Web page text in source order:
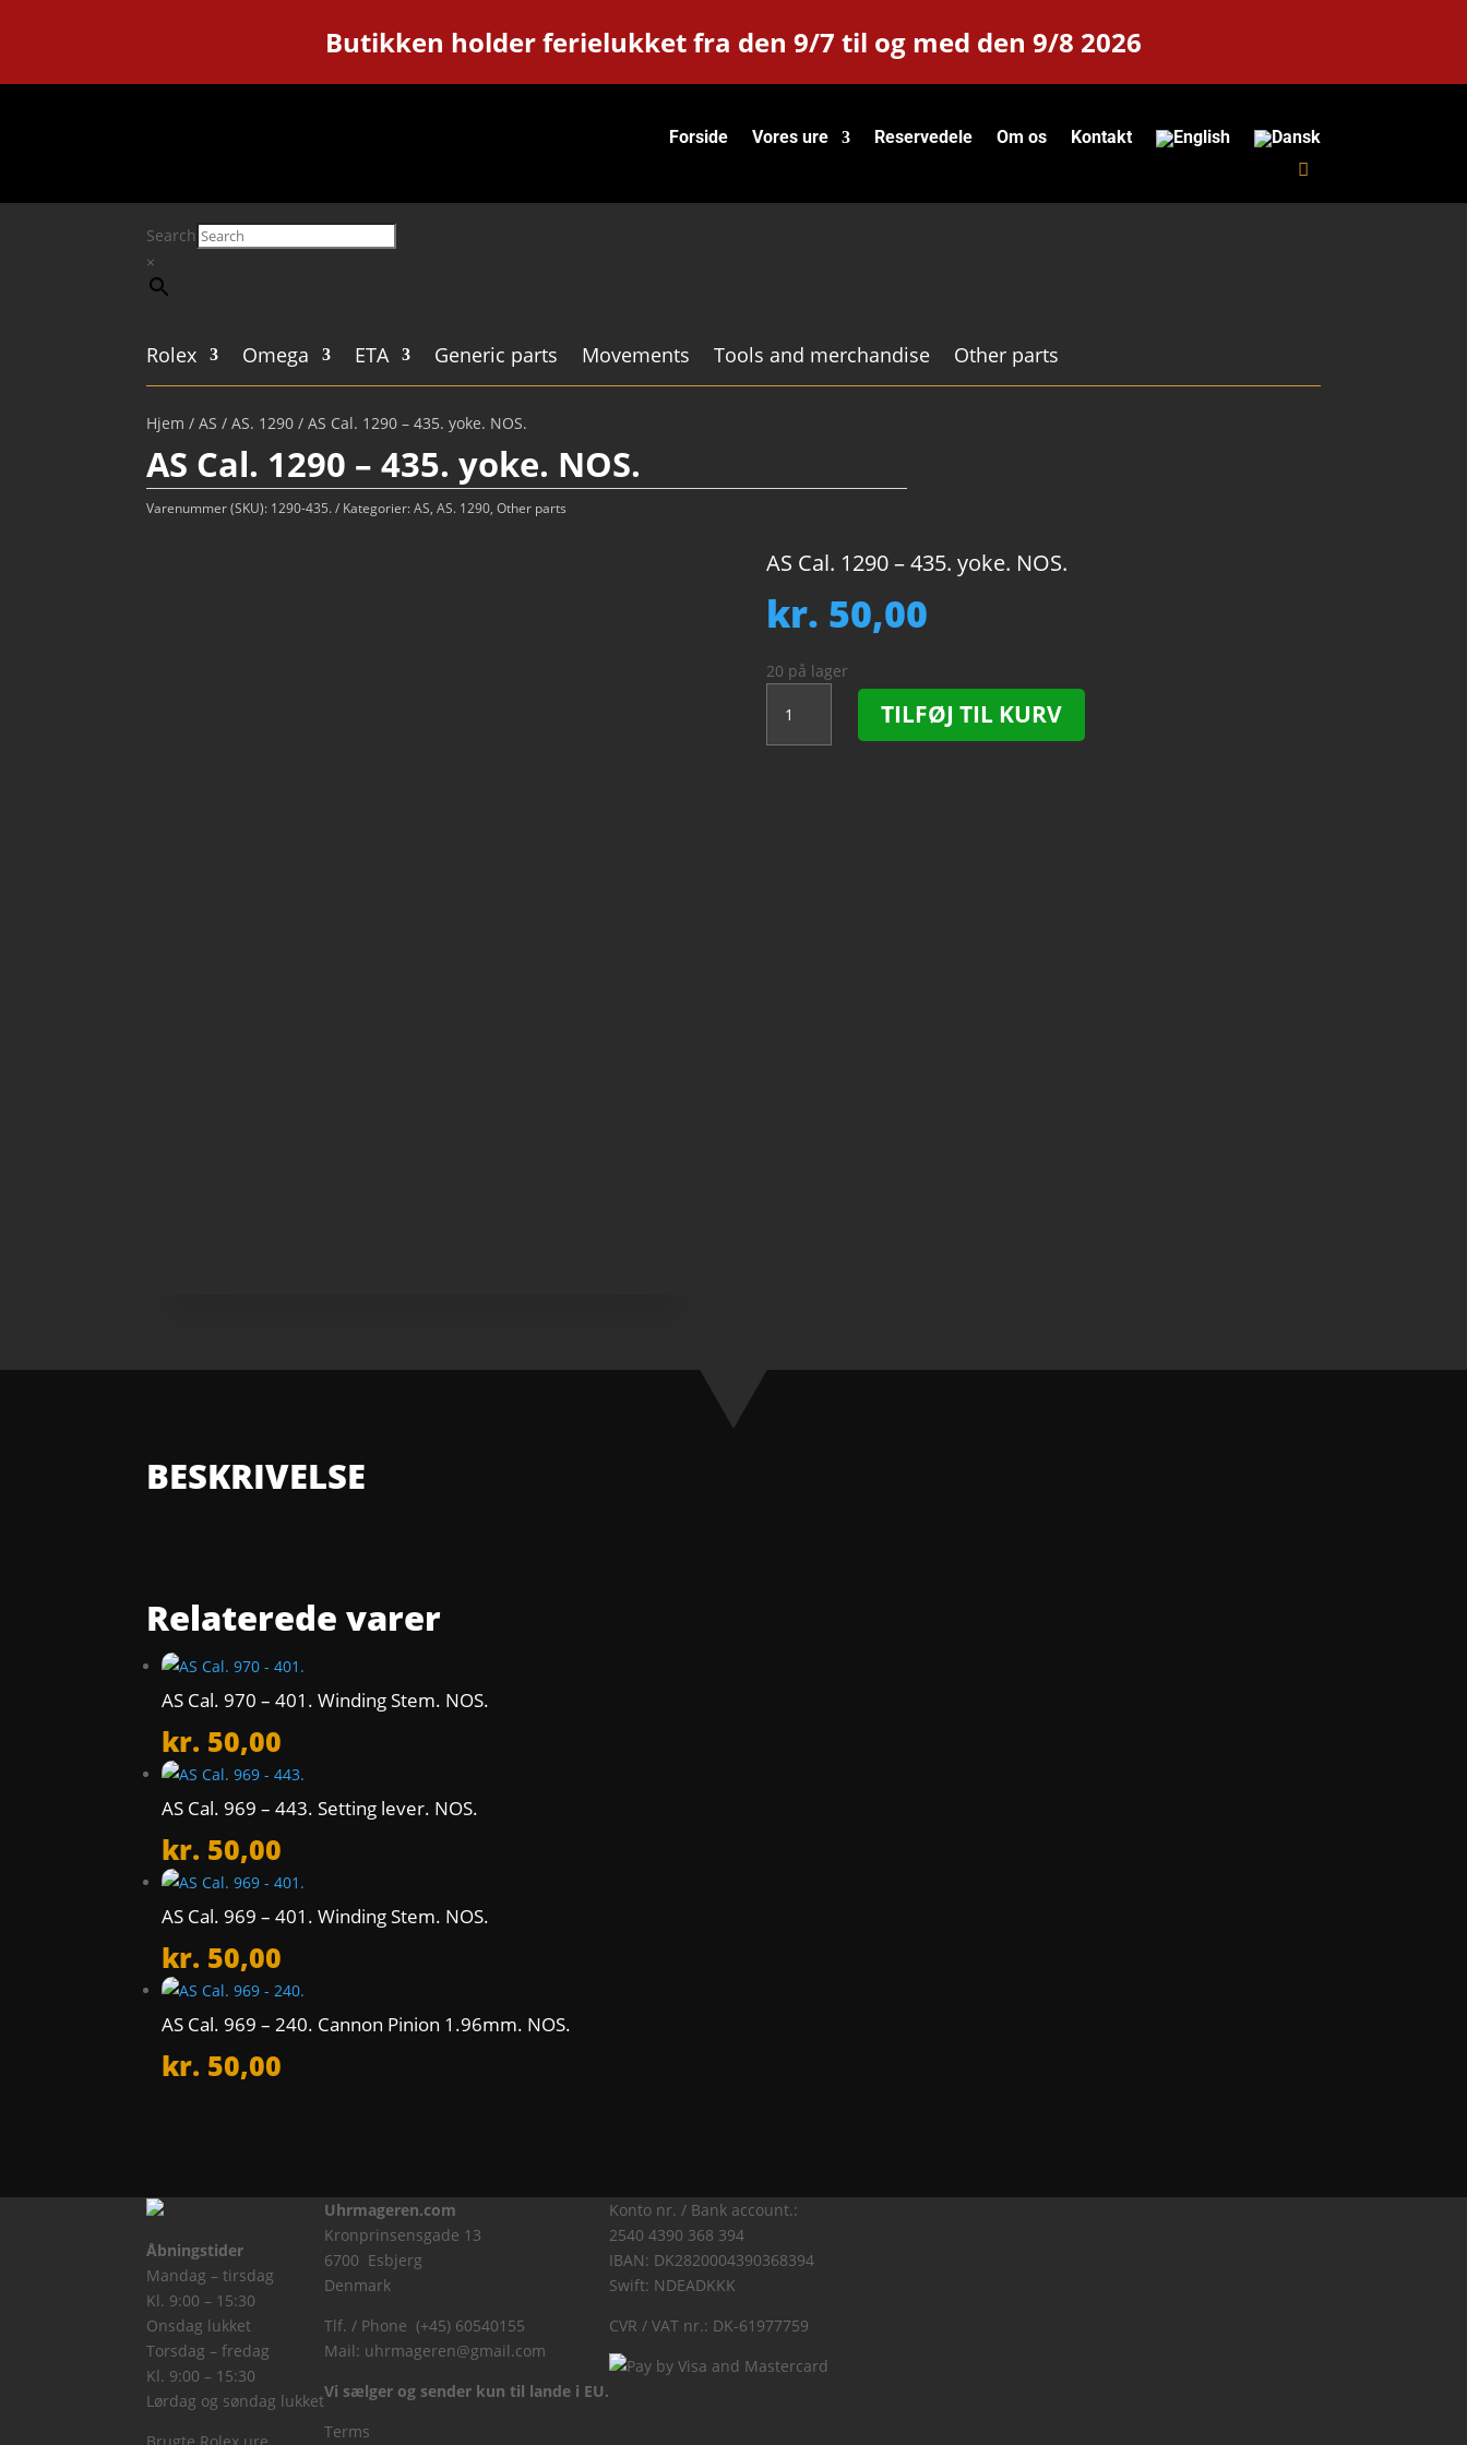
Butikken holder ferielukket fra den 9/7 til og med den 9/8 2026
Forside Vores ure Reservedele Om os Kontakt
Search
×
Rolex Omega ETA Generic parts Movements Tools and merchandise Other parts
Hjem /AS /AS. 1290 / AS Cal. 1290 – 435. yoke. NOS.
AS Cal. 1290 – 435. yoke. NOS.
Varenummer (SKU): 1290-435. Kategorier:AS,AS. 1290,Other parts
AS Cal. 1290 – 435. yoke. NOS.
kr. 50,00
20 på lager
Cal.
1290
TILFØJ TIL KURV
BESKRIVELSE
Relaterede varer
AS Cal. 970 – 401. Winding Stem. NOS.
kr. 50,00
AS Cal. 969 – 443. Setting lever. NOS.
kr. 50,00
AS Cal. 969 – 401. Winding Stem. NOS.
kr. 50,00
AS Cal. 969 – 240. Cannon Pinion 1.96mm. NOS.
kr. 50,00
Åbningstider
Mandag – tirsdag
Kl. 9:00 – 15:30
Onsdag lukket
Torsdag – fredag
Kl. 9:00 – 15:30
Lørdag og søndag lukket
Uhrmageren.com
Kronprinsensgade 13
6700 Esbjerg
Denmark
Tlf. / Phone (+45) 60540155
Mail: uhrmageren@gmail.com
Vi sælger og sender kun til lande i EU.
Terms
Konto nr. / Bank account.:
2540 4390 368 394
IBAN: DK2820004390368394
Swift: NDEADKKK
CVR / VAT nr.: DK-61977759